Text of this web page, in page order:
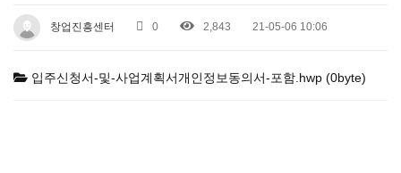
창업진흥센터 0 2,843 21-05-06 10:06
입주신청서-및-사업계획서개인정보동의서-포함.hwp (0byte)